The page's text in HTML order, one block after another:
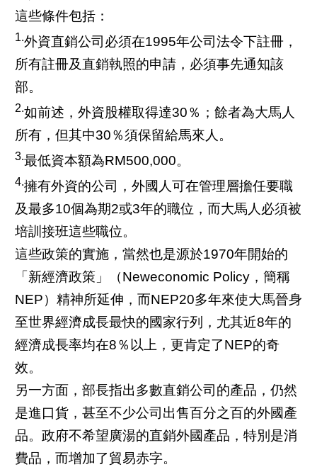
這些條件包括：
1.外資直銷公司必須在1995年公司法令下註冊，
所有註冊及直銷執照的申請，必須事先通知該
部。
2.如前述，外資股權取得達30％；餘者為大馬人
所有，但其中30％須保留給馬來人。
3.最低資本額為RM500,000。
4.擁有外資的公司，外國人可在管理層擔任要職
及最多10個為期2或3年的職位，而大馬人必須被
培訓接班這些職位。
這些政策的實施，當然也是源於1970年開始的
「新經濟政策」（Neweconomic Policy，簡稱
NEP）精神所延伸，而NEP20多年來使大馬晉身
至世界經濟成長最快的國家行列，尤其近8年的
經濟成長率均在8％以上，更肯定了NEP的奇
效。
另一方面，部長指出多數直銷公司的產品，仍然
是進口貨，甚至不少公司出售百分之百的外國產
品。政府不希望廣湯的直銷外國產品，特別是消
費品，而增加了貿易赤字。